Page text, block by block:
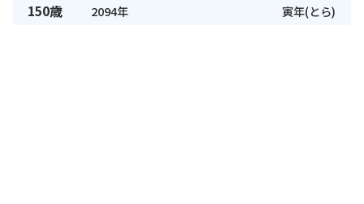
150歳 2094年 寅年(とら)